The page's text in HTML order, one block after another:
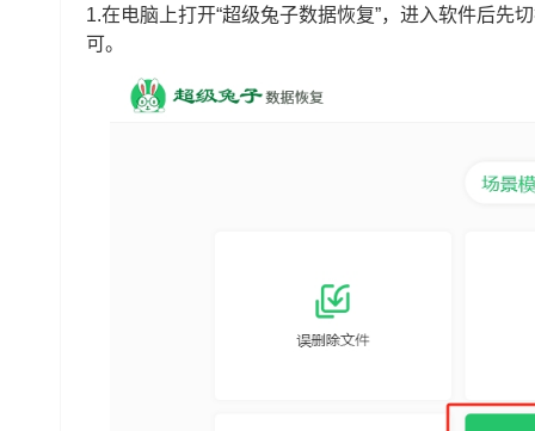
1.在电脑上打开“超级兔子数据恢复”，进入软件后先
可。